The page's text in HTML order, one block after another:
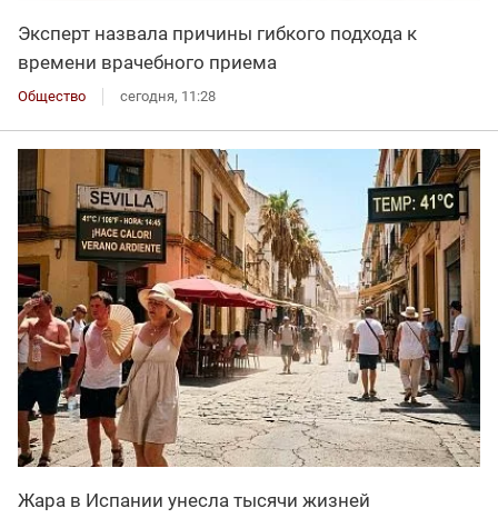
Эксперт назвала причины гибкого подхода к
времени врачебного приема
Общество сегодня, 11:28
Жара в Испании унесла тысячи жизней